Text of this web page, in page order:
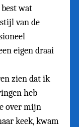
wat
van de
eigen draai
zien dat ik
heb
over mijn
keek, kwam